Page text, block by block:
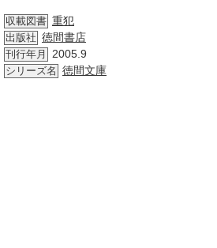
収載図書 重犯
出版社 徳間書店
刊行年月 2005.9
シリーズ名 徳間文庫